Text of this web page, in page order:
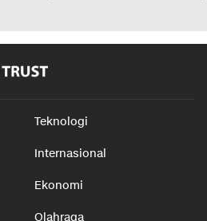
Teknologi
Internasional
Ekonomi
Olahraga